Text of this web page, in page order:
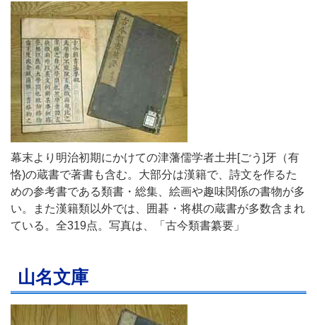
幕末より明治初期にかけての津藩儒学者土井[ごう]牙（有
恪)の蔵書で著書も含む。大部分は漢籍で、詩文を作るた
めの参考書である類書・総集、絵画や趣味関係の書物が多
い。また漢籍類以外では、囲碁・将棋の蔵書が多数含まれ
ている。全319点。写真は、「古今類書纂要」
山名文庫